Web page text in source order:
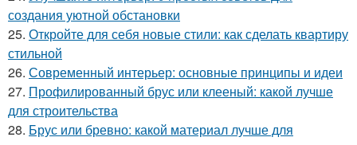
создания уютной обстановки
25. Откройте для себя новые стили: как сделать квартиру
стильной
26. Современный интерьер: основные принципы и идеи
27. Профилированный брус или клееный: какой лучше
для строительства
28. Брус или бревно: какой материал лучше для